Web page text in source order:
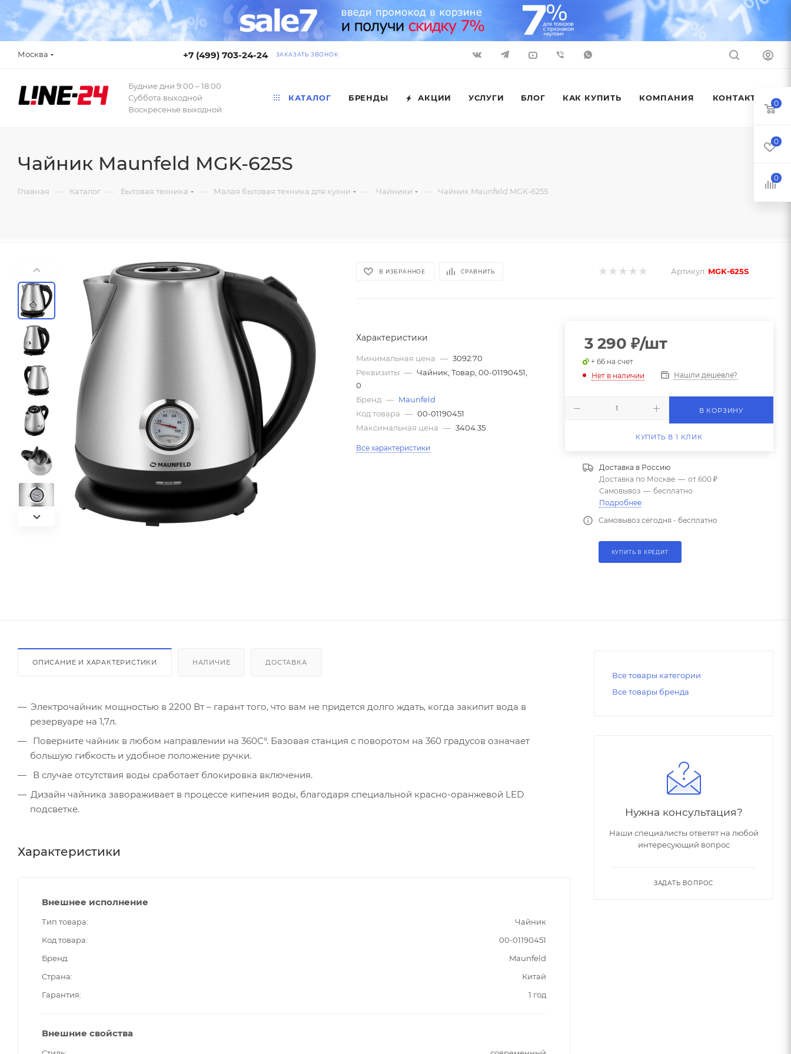
Москва +7 (499) 703-24-24 ЗАКАЗАТЬ ЗВОНОК
Будние дни 9:00 – 18:00
Суббота выходной
Воскресенье выходной
КАТАЛОГ БРЕНДЫ АКЦИИ УСЛУГИ БЛОГ КАК КУПИТЬ КОМПАНИЯ КОНТАКТЫ
Чайник Maunfeld MGK-625S
Главная — Каталог — Бытовая техника — Малая бытовая техника для кухни — Чайники — Чайник Maunfeld MGK-625S
В ИЗБРАННОЕ СРАВНИТЬ Артикул: MGK-625S
Характеристики
Минимальная цена — 3092.70
Реквизиты — Чайник, Товар, 00-01190451,
0
Бренд — Maunfeld
Код товара — 00-01190451
Максимальная цена — 3404.35
Все характеристики
3 290 ₽/шт
+ 66 на счет
Нет в наличии
Нашли дешевле?
В КОРЗИНУ
КУПИТЬ В 1 КЛИК
Доставка в Россию
Доставка по Москве — от 600 ₽
Самовывоз — бесплатно
Подробнее
Самовывоз сегодня - бесплатно
КУПИТЬ В КРЕДИТ
ОПИСАНИЕ И ХАРАКТЕРИСТИКИ НАЛИЧИЕ ДОСТАВКА
Электрочайник мощностью в 2200 Вт – гарант того, что вам не придется долго ждать, когда закипит вода в
резервуаре на 1,7л.
Поверните чайник в любом направлении на 360С°. Базовая станция с поворотом на 360 градусов означает
большую гибкость и удобное положение ручки.
В случае отсутствия воды сработает блокировка включения.
Дизайн чайника завораживает в процессе кипения воды, благодаря специальной красно-оранжевой LED
подсветке.
Характеристики
Внешнее исполнение
Тип товара
Чайник
Код товара
00-01190451
Бренд
Maunfeld
Страна
Китай
Гарантия
1 год
Внешние свойства
Все товары категории
Все товары бренда
Нужна консультация?
Наши специалисты ответят на любой
интересующий вопрос
ЗАДАТЬ ВОПРОС
0
0
0